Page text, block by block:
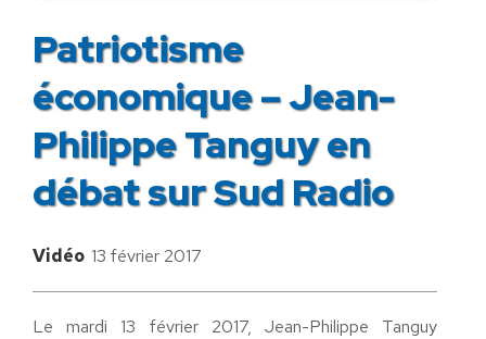
Patriotisme
économique – Jean-
Philippe Tanguy en
débat sur Sud Radio
Vidéo 13 février 2017
Le mardi 13 février 2017, Jean-Philippe Tanguy